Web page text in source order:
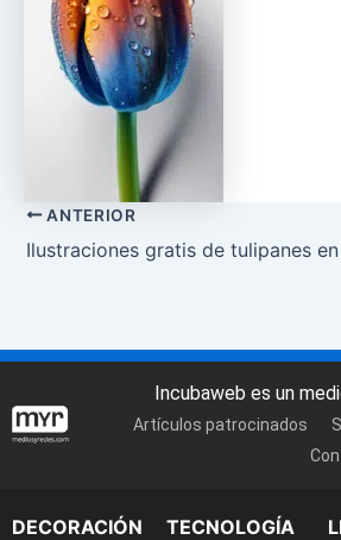
ANTERIOR
Ilustraciones gratis de tulipanes
Incubaweb es un
Artículos patrocinados
DECORACIÓN TECNOLOGÍA